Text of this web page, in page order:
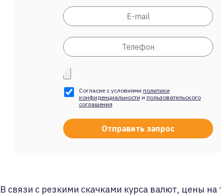
Согласие с условиями политики
конфиденциальности и пользовательского
соглашения
В связи с резкими скачками курса валют, цены на